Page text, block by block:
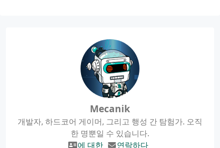
Mecanik
개발자, 하드코어 게이머, 그리고 행성 간 탐험가. 오직
한 명뿐일 수 있습니다.
에 대한
연락하다